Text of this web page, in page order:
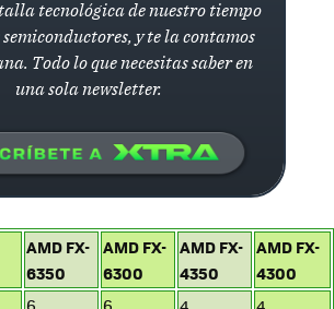
tecnológica de nuestro tiempo
semiconductores, y te la contamos
Todo lo que necesitas saber en
una sola newsletter.
AMD FX-
6350
AMD FX-
6300
AMD FX-
4350
AMD FX-
4300